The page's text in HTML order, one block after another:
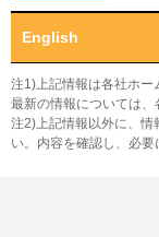
English
注1)上記情報は各社ホー
最新の情報については、
注2)上記情報以外に、情
い。内容を確認し、必要